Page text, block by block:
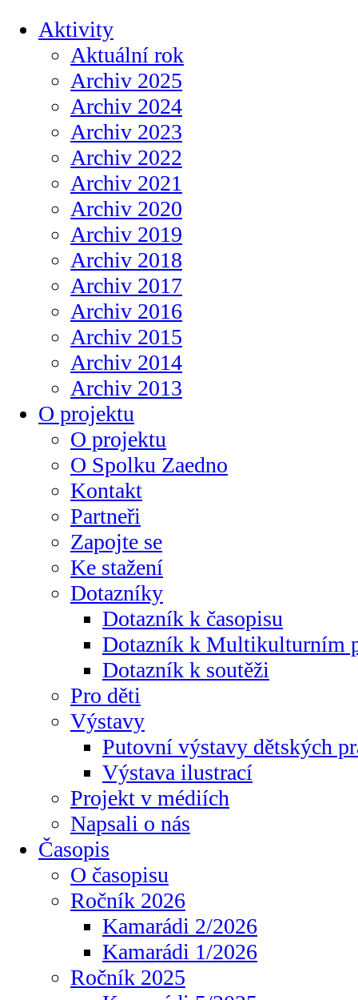
Aktivity
Aktuální rok
Archiv 2025
Archiv 2024
Archiv 2023
Archiv 2022
Archiv 2021
Archiv 2020
Archiv 2019
Archiv 2018
Archiv 2017
Archiv 2016
Archiv 2015
Archiv 2014
Archiv 2013
O projektu
O projektu
O Spolku Zaedno
Kontakt
Partneři
Zapojte se
Ke stažení
Dotazníky
Dotazník k časopisu
Dotazník k Multikulturním
Dotazník k soutěži
Pro děti
Výstavy
Putovní výstavy dětských
Výstava ilustrací
Projekt v médiích
Napsali o nás
Časopis
O časopisu
Ročník 2026
Kamarádi 2/2026
Kamarádi 1/2026
Ročník 2025